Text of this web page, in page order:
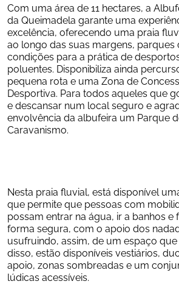
Com uma área de 11 hectares, a
da Queimadela garante uma
excelência, oferecendo uma praia
ao longo das suas margens, parques
condições para a prática de
poluentes. Disponibiliza ainda
pequena rota e uma Zona de
Desportiva. Para todos aqueles que
e descansar num local seguro e
envolvência da albufeira um Parque
Caravanismo.
Nesta praia fluvial, está disponível
que permite que pessoas com
possam entrar na água, ir a banhos e
forma segura, com o apoio dos
usufruindo, assim, de um espaço
disso, estão disponíveis vestiários,
apoio, zonas sombreadas e um
lúdicas acessíveis.